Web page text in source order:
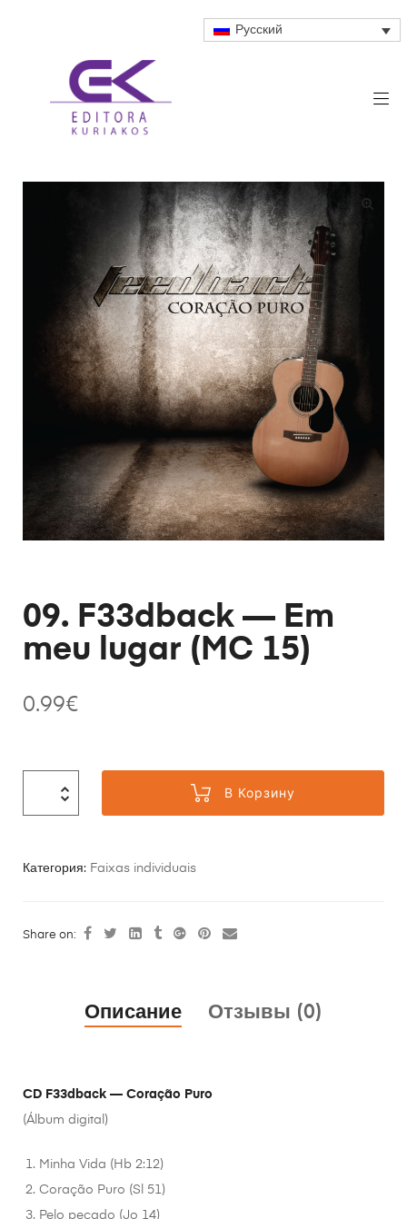
Русский
09. F33dback — Em
meu lugar (MC 15)
0.99€
В Корзину
Категория: Faixas individuais
Share on:
Описание Отзывы (0)
CD F33dback — Coração Puro
(Álbum digital)
Minha Vida (Hb 2:12)
Coração Puro (Sl 51)
Pelo pecado (Jo 14)